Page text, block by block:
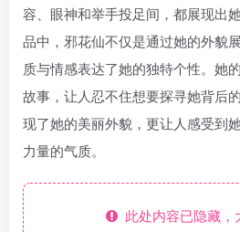
容、眼神和举手投足间，都展现出
品中，邪花仙不仅是通过她的外貌
质与情感表达了她的独特个性。她
故事，让人忍不住想要探寻她背后
现了她的美丽外貌，更让人感受到
力量的气质。
此处内容已隐藏，